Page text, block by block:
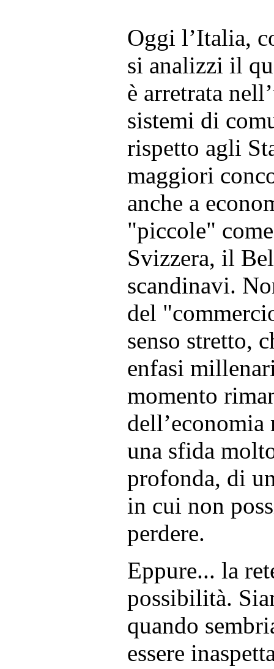
Oggi l’Italia,
si analizzi il
è arretrata
sistemi di
rispetto agli
maggiori
anche a
"piccole"
Svizzera, il
scandinavi.
del
senso stretto,
enfasi
momento
una sfida
profonda, di
in cui non
perdere.
Eppure... la
possibilità.
quando
essere